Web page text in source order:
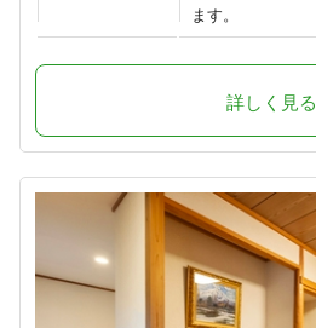
ます。
詳しく見る